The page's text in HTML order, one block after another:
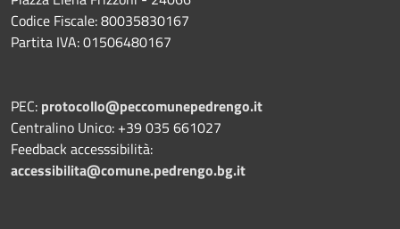
Codice Fiscale: 80035830167
Partita IVA: 01506480167
PEC: protocollo@peccomunepedrengo.it
Centralino Unico: +39 035 661027
Feedback accesssibilità:
accessibilita@comune.pedrengo.bg.it